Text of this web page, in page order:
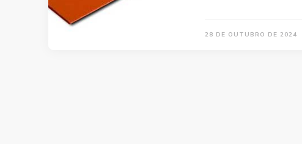
28 DE OUTUBRO DE 2024